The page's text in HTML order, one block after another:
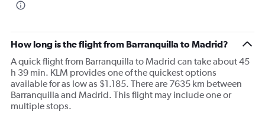
How long is the flight from Barranquilla to Madrid?
A quick flight from Barranquilla to Madrid can take about 45
h 39 min. KLM provides one of the quickest options
available for as low as $1.185. There are 7635 km between
Barranquilla and Madrid. This flight may include one or
multiple stops.